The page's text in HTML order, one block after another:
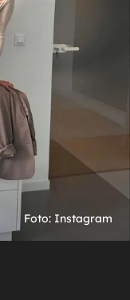
Foto: Instagram